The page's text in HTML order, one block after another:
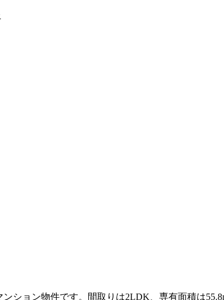
ション物件です。間取りは2LDK、専有面積は